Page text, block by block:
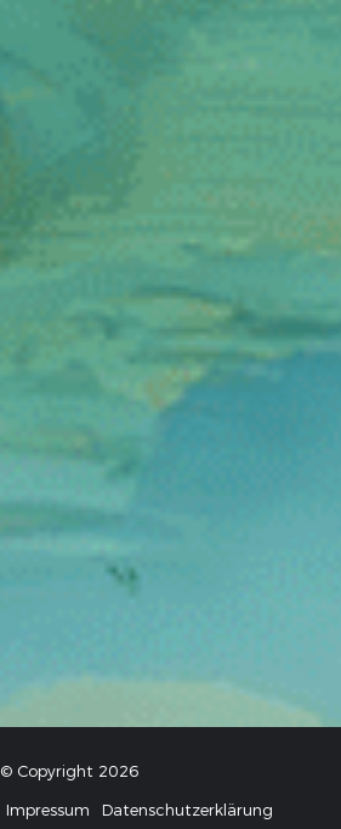
© Copyright 2026
Impressum Datenschutzerklärung